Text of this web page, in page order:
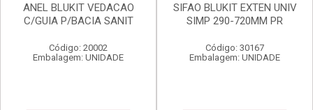
ANEL BLUKIT VEDACAO
C/GUIA P/BACIA SANIT
Código: 20002
Embalagem: UNIDADE
SIFAO BLUKIT EXTEN UNIV
SIMP 290-720MM PR
Código: 30167
Embalagem: UNIDADE